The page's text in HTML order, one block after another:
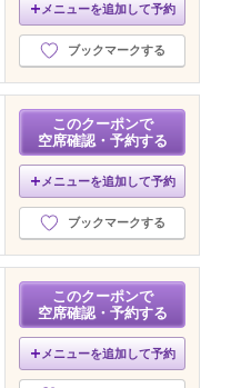
メニューを追加して予約
ブックマークする
このクーポンで
空席確認・予約する
メニューを追加して予約
ブックマークする
このクーポンで
空席確認・予約する
メニューを追加して予約